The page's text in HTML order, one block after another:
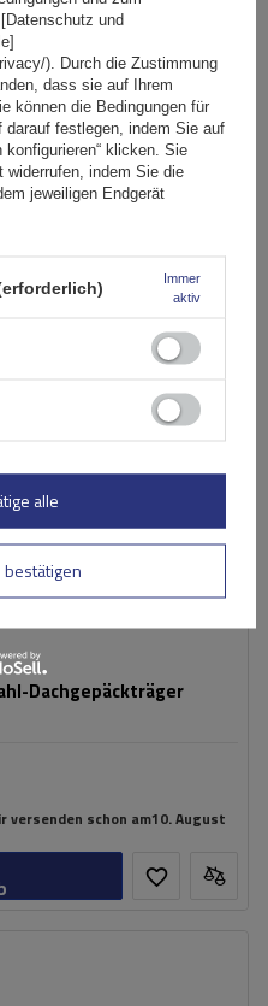
Aluminium-
versenden schon am10. August
Dachgepäckträger
versenden schon am10. August
und
). Durch die Zustimmung
dass sie auf Ihrem
können die Bedingungen für
darauf festlegen, indem Sie auf
konfigurieren“ klicken. Sie
widerrufen, indem Sie die
jeweiligen Endgerät
Immer
aktiv
alle